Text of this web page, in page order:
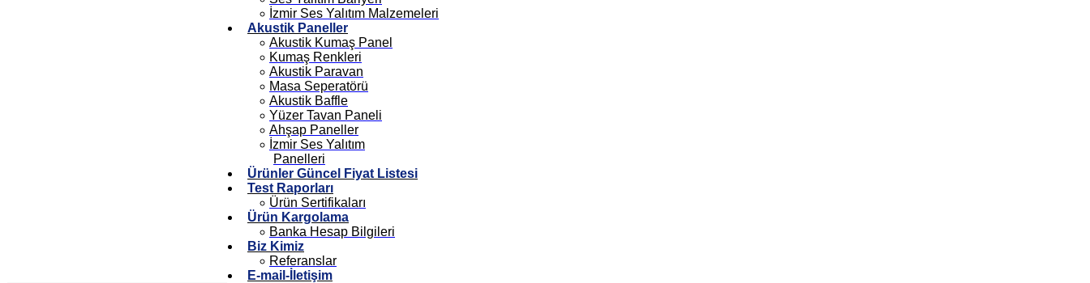
İzmir Ses Yalıtım Malzemeleri
Akustik Paneller
Akustik Kumaş Panel
Kumaş Renkleri
Akustik Paravan
Masa Seperatörü
Akustik Baffle
Yüzer Tavan Paneli
Ahşap Paneller
İzmir Ses Yalıtım
Panelleri
Ürünler Güncel Fiyat Listesi
Test Raporları
Ürün Sertifikaları
Ürün Kargolama
Banka Hesap Bilgileri
Biz Kimiz
Referanslar
E-mail-İletişim